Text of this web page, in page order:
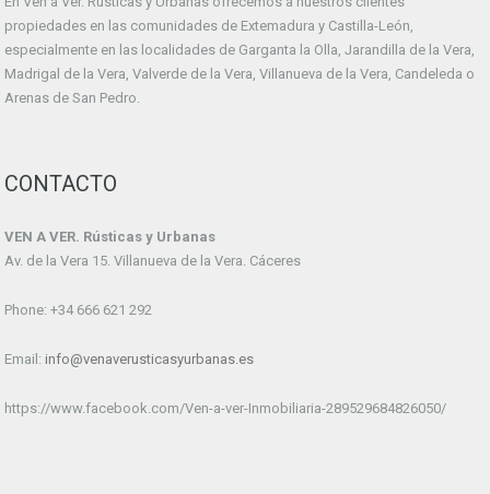
propiedades en las comunidades de Extemadura y Castilla-León,
especialmente en las localidades de Garganta la Olla, Jarandilla de la Vera,
Madrigal de la Vera, Valverde de la Vera, Villanueva de la Vera, Candeleda o
Arenas de San Pedro.
CONTACTO
VEN A VER. Rústicas y Urbanas
Av. de la Vera 15. Villanueva de la Vera. Cáceres
Phone: +34 666 621 292
Email: info@venaverusticasyurbanas.es
https://www.facebook.com/Ven-a-ver-Inmobiliaria-289529684826050/